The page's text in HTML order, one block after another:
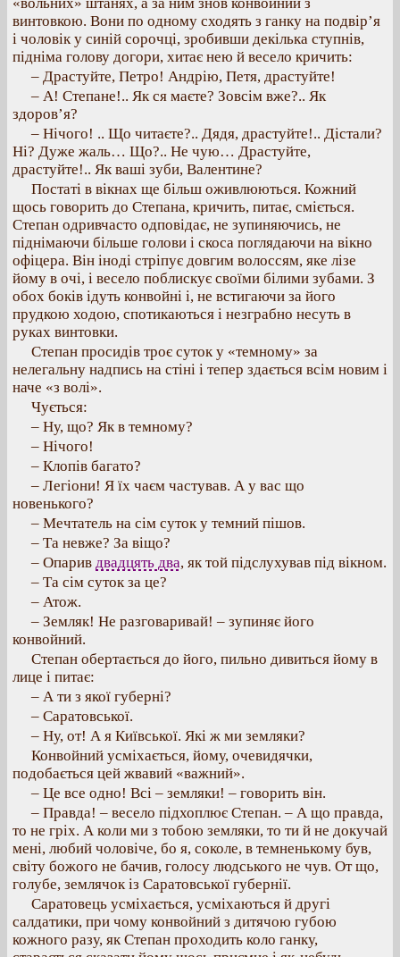
винтовкою. Вони по одному сходять з ганку на подвір’я
і чоловік у синій сорочці, зробивши декілька ступнів,
підніма голову догори, хитає нею й весело кричить:
– Драстуйте, Петро! Андрію, Петя, драстуйте!
– А! Степане!.. Як ся маєте? Зовсім вже?.. Як
здоров’я?
– Нічого! .. Що читаєте?.. Дядя, драстуйте!.. Дістали?
Ні? Дуже жаль… Що?.. Не чую… Драстуйте,
драстуйте!.. Як ваші зуби, Валентине?
Постаті в вікнах ще більш оживлюються. Кожний
щось говорить до Степана, кричить, питає, сміється.
Степан одривчасто одповідає, не зупиняючись, не
піднімаючи більше голови і скоса поглядаючи на вікно
офіцера. Він іноді стріпує довгим волоссям, яке лізе
йому в очі, і весело поблискує своїми білими зубами. З
обох боків ідуть конвойні і, не встигаючи за його
прудкою ходою, спотикаються і незграбно несуть в
руках винтовки.
Степан просидів троє суток у «темному» за
нелегальну надпись на стіні і тепер здається всім новим і
наче «з волі».
Чується:
– Ну, що? Як в темному?
– Нічого!
– Клопів багато?
– Легіони! Я їх чаєм частував. А у вас що
новенького?
– Мечтатель на сім суток у темний пішов.
– Та невже? За віщо?
– Опарив двадцять два, як той підслухував під вікном.
– Та сім суток за це?
– Атож.
– Земляк! Не разговаривай! – зупиняє його
конвойний.
Степан обертається до його, пильно дивиться йому в
лице і питає:
– А ти з якої губерні?
– Саратовської.
– Ну, от! А я Київської. Які ж ми земляки?
Конвойний усміхається, йому, очевидячки,
подобається цей жвавий «важний».
– Це все одно! Всі – земляки! – говорить він.
– Правда! – весело підхоплює Степан. – А що правда,
то не гріх. А коли ми з тобою земляки, то ти й не докучай
мені, любий чоловіче, бо я, соколе, в темненькому був,
світу божого не бачив, голосу людського не чув. От що,
голубе, землячок із Саратовської губернії.
Саратовець усміхається, усміхаються й другі
салдатики, при чому конвойний з дитячою губою
кожного разу, як Степан проходить коло ганку,